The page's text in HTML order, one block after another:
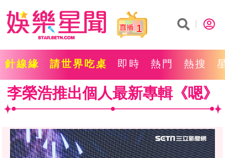
1
針線緣 請世界吃桌 即時 熱門 熱搜
李榮浩推出個人最新專輯《嗯》